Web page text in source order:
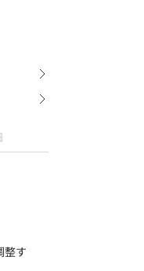
整す